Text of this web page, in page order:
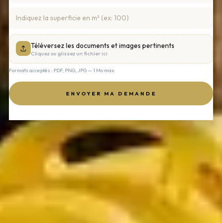
Téléversez les documents et images pertinents
Cliquez ou glissez un fichier ici
Formats acceptés : PDF, PNG, JPG — 1 Mo max.
ENVOYER MA DEMANDE